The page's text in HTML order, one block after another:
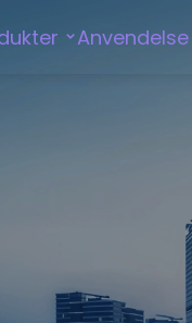
Anvendelse